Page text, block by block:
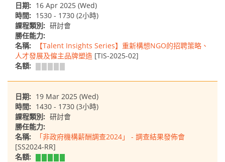
日期: 16 Apr 2025 (Wed)
時間: 1530 - 1730 (2小時)
課程類別: 研討會
勝任能力:
名稱:
【Talent Insights Series】重新構想NGO的招聘策略、
人才發展及僱主品牌塑造 [TIS-2025-02]
名額:
日期: 19 Mar 2025 (Wed)
時間: 1430 - 1730 (3小時)
課程類別: 研討會
勝任能力:
名稱:
「非政府機構薪酬調查2024」 - 調查結果發佈會
[SS2024-RR]
名額: